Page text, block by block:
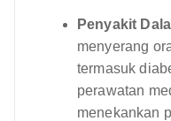
Penyakit
menyerang
termasuk
perawatan
menekankan